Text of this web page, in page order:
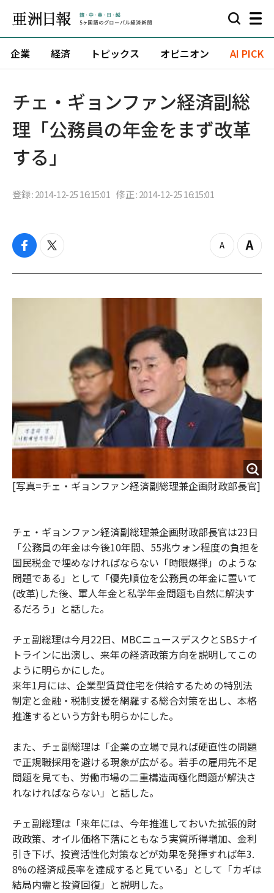
企業 経済 トピックス オピニオン AI PICK
チェ・ギョンファン経済副総
理「公務員の年金をまず改革
する」
登録 : 2014-12-25 16:15:01 修正 : 2014-12-25 16:15:01
f
c
b
t
i
t
z
o
o
Z
o
i
[写真=チェ・ギョンファン経済副総理兼企画財政部長官]
チェ・ギョンファン経済副総理兼企画財政部長官は23日
「公務員の年金は今後10年間、55兆ウォン程度の負担を
国民税金で埋めなければならない「時限爆弾」のような
問題である」として「優先順位を公務員の年金に置いて
(改革)した後、軍人年金と私学年金問題も自然に解決す
るだろう」と話した。
チェ副総理は今月22日、MBCニュースデスクとSBSナイ
トラインに出演し、来年の経済政策方向を説明してこの
ように明らかにした。
来年1月には、企業型賃貸住宅を供給するための特別法
制定と金融・税制支援を網羅する総合対策を出し、本格
推進するという方針も明らかにした。
また、チェ副総理は「企業の立場で見れば硬直性の問題
で正規職採用を避ける現象が広がる。若手の雇用先不足
問題を見ても、労働市場の二重構造両極化問題が解決さ
れなければならない」と話した。
チェ副総理は「来年には、今年推進しておいた拡張的財
政政策、オイル価格下落にともなう実質所得増加、金利
引き下げ、投資活性化対策などが効果を発揮すれば年3.
8%の経済成長率を達成すると見ている」として「カギは
結局内需と投資回復」と説明した。